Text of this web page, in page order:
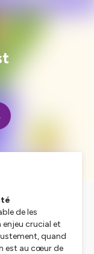
de les
enjeu crucial et
quand
est au cœur de